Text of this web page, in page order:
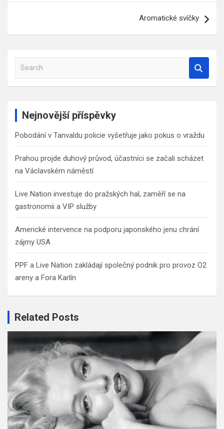
Aromatické svíčky
a
Nejnovější příspěvky
Pobodání v Tanvaldu policie vyšetřuje jako pokus o vraždu
Prahou projde duhový průvod, účastníci se začali scházet
na Václavském náměstí
Live Nation investuje do pražských hal, zaměří se na
gastronomii a VIP služby
Americké intervence na podporu japonského jenu chrání
zájmy USA
PPF a Live Nation zakládají společný podnik pro provoz O2
areny a Fora Karlín
Related Posts